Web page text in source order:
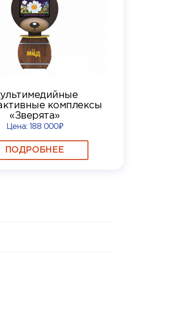
комплексы
«Зверята»
Цена: 188 000₽
ПОДРОБНЕЕ